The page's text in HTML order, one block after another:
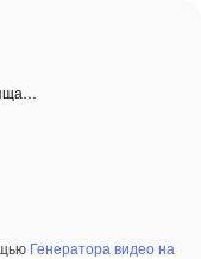
Генератора видео на